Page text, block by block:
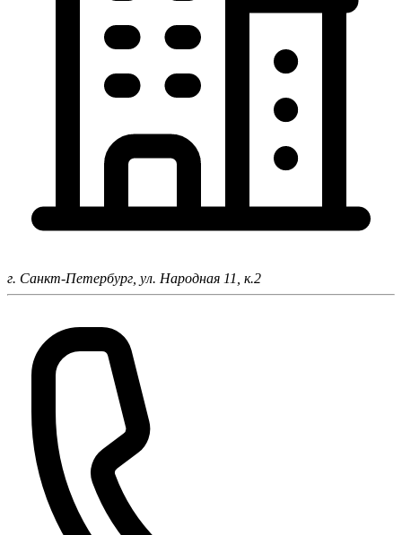
г. Санкт-Петербург, ул. Народная 11, к.2